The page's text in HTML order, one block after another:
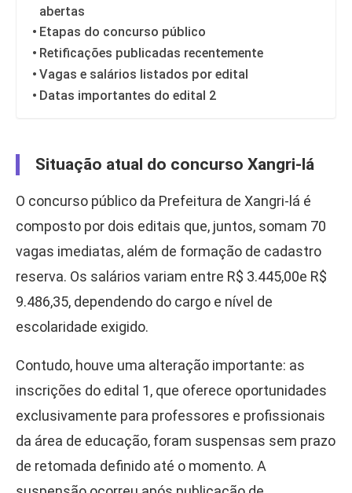
abertas
Etapas do concurso público
Retificações publicadas recentemente
Vagas e salários listados por edital
Datas importantes do edital 2
Situação atual do concurso Xangri-lá
O concurso público da Prefeitura de Xangri-lá é
composto por dois editais que, juntos, somam 70
vagas imediatas, além de formação de cadastro
reserva. Os salários variam entre R$ 3.445,00e R$
9.486,35, dependendo do cargo e nível de
escolaridade exigido.
Contudo, houve uma alteração importante: as
inscrições do edital 1, que oferece oportunidades
exclusivamente para professores e profissionais
da área de educação, foram suspensas sem prazo
de retomada definido até o momento. A